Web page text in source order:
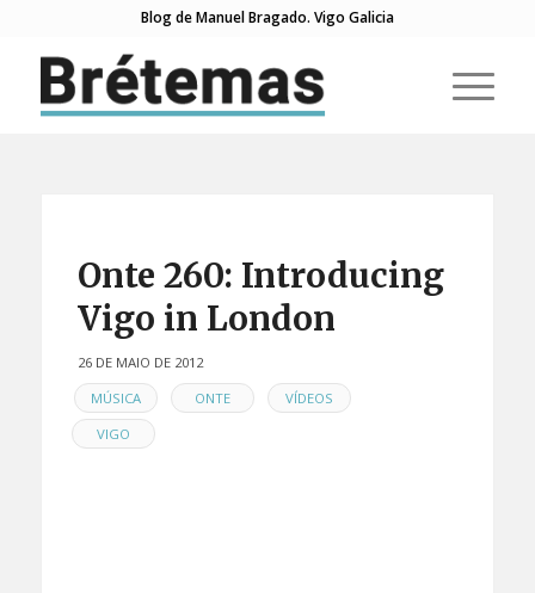
Blog de Manuel Bragado. Vigo Galicia
Onte 260: Introducing
Vigo in London
26 DE MAIO DE 2012
EN
MÚSICA , ONTE , VÍDEOS ,
VIGO